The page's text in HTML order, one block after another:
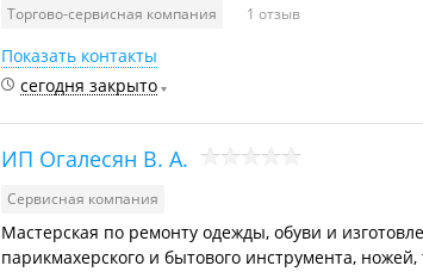
Торгово-сервисная компания 1 отзыв
Показать контакты
сегодня закрыто
ИП Огалесян В. А.
Сервисная компания
Мастерская по ремонту одежды, обуви и
парикмахерского и бытового инструмента, ножей,